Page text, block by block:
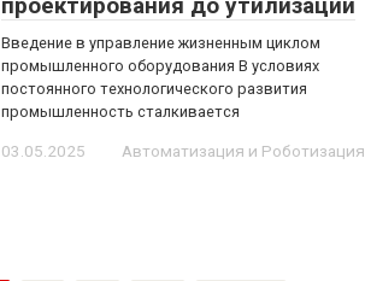
Введение в управление жизненным циклом
промышленного оборудования В условиях
постоянного технологического развития
промышленность сталкивается
03.05.2025 Автоматизация и Роботизация